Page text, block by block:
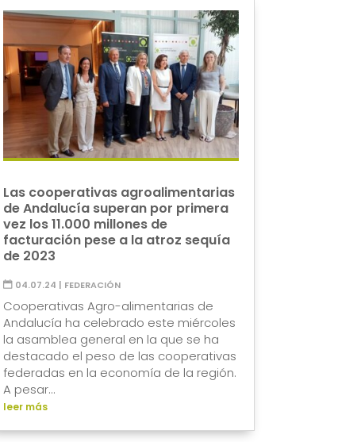
Las cooperativas agroalimentarias
de Andalucía superan por primera
vez los 11.000 millones de
facturación pese a la atroz sequía
de 2023
04.07.24 | FEDERACIÓN
Cooperativas Agro-alimentarias de
Andalucía ha celebrado este miércoles
la asamblea general en la que se ha
destacado el peso de las cooperativas
federadas en la economía de la región.
A pesar...
leer más